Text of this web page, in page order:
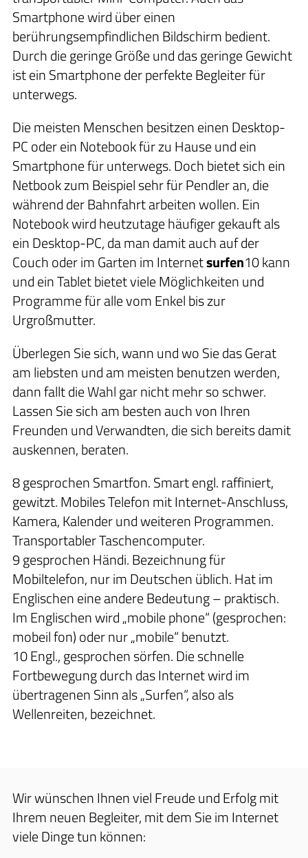
Smartphone wird über einen
berührungsempfindlichen Bildschirm bedient.
Durch die geringe Größe und das geringe Gewicht
ist ein Smartphone der perfekte Begleiter für
unterwegs.
Die meisten Menschen besitzen einen Desktop-
PC oder ein Notebook für zu Hause und ein
Smartphone für unterwegs. Doch bietet sich ein
Netbook zum Beispiel sehr für Pendler an, die
während der Bahnfahrt arbeiten wollen. Ein
Notebook wird heutzutage häufiger gekauft als
ein Desktop-PC, da man damit auch auf der
Couch oder im Garten im Internetsurfen10kann
und ein Tablet bietet viele Möglichkeiten und
Programme für alle vom Enkel bis zur
Urgroßmutter.
Überlegen Sie sich, wann und wo Sie das Gerat
am liebsten und am meisten benutzen werden,
dann fallt die Wahl gar nicht mehr so schwer.
Lassen Sie sich am besten auch von Ihren
Freunden und Verwandten, die sich bereits damit
auskennen, beraten.
8 gesprochen Smartfon. Smart engl. raffiniert,
gewitzt. Mobiles Telefon mit Internet-Anschluss,
Kamera, Kalender und weiteren Programmen.
Transportabler Taschencomputer.
9 gesprochen Händi. Bezeichnung für
Mobiltelefon, nur im Deutschen üblich. Hat im
Englischen eine andere Bedeutung – praktisch.
Im Englischen wird „mobile phone“ (gesprochen:
mobeil fon) oder nur „mobile“ benutzt.
10 Engl., gesprochen sörfen. Die schnelle
Fortbewegung durch das Internet wird im
übertragenen Sinn als „Surfen“, also als
Wellenreiten, bezeichnet.
Wir wünschen Ihnen viel Freude und Erfolg mit
Ihrem neuen Begleiter, mit dem Sie im Internet
viele Dinge tun können: